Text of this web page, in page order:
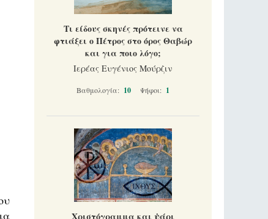
Τι είδους σκηνές πρότεινε να
φτιάξει ο Πέτρος στο όρος Θαβώρ
και για ποιο λόγο;
Ιερέας Ευγένιος Μούρζιν
Βαθμολογία: 10 Ψήφοι: 1
Χριστόγραμμα και ψάρι